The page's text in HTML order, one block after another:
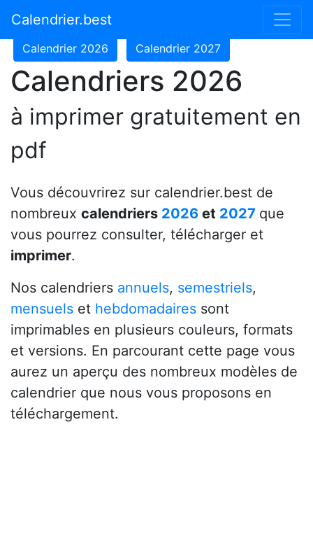
Calendrier.best
Calendrier 2024
Calendrier 2026 Calendrier 2027
Calendriers 2026
à imprimer gratuitement en
pdf
Vous découvrirez sur calendrier.best de
nombreux calendriers 2026 et 2027 que
vous pourrez consulter, télécharger et
imprimer.
Nos calendriers annuels, semestriels,
mensuels et hebdomadaires sont
imprimables en plusieurs couleurs, formats
et versions. En parcourant cette page vous
aurez un aperçu des nombreux modèles de
calendrier que nous vous proposons en
téléchargement.